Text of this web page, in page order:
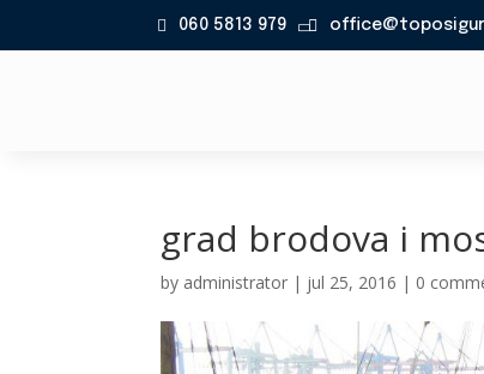
060 5813 979 
grad brodova i
by administrator | jul 25, 2016 | 0